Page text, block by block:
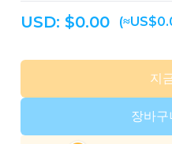
USD: $0.00
장바
지